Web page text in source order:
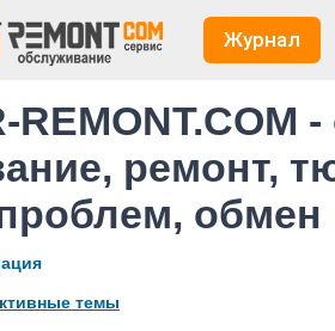
Журнал
REMONT.COM
ремонт,
темы